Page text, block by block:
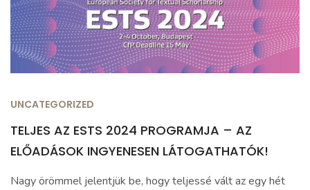
UNCATEGORIZED
TELJES AZ ESTS 2024 PROGRAMJA – AZ
ELŐADÁSOK INGYENESEN LÁTOGATHATÓK!
Nagy örömmel jelentjük be, hogy teljessé vált az egy hét